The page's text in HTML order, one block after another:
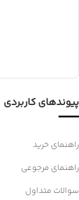
پیوندهای کاربردی
راهنمای خرید
راهنمای مرجوعی
سوالات متداول